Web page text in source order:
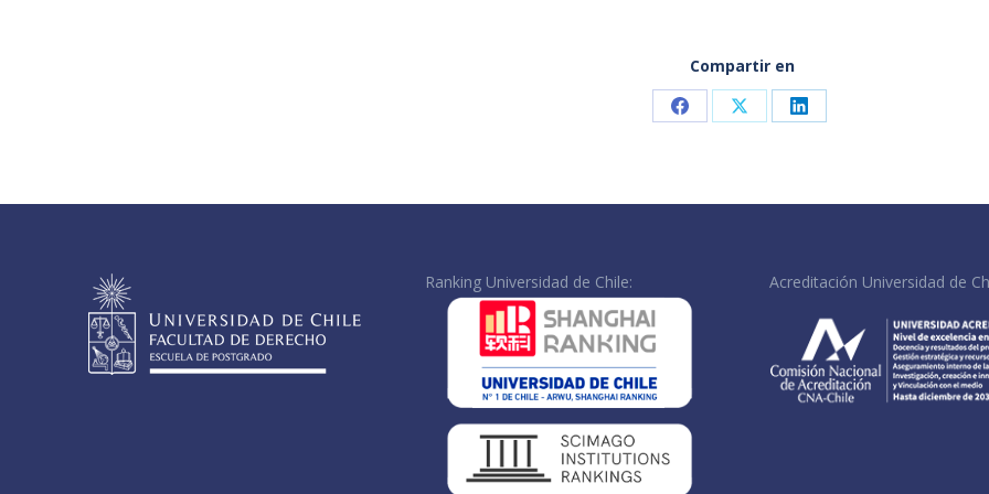
Compartir en
Share Share Share
Ranking Universidad de Chile: Acreditación Universidad de